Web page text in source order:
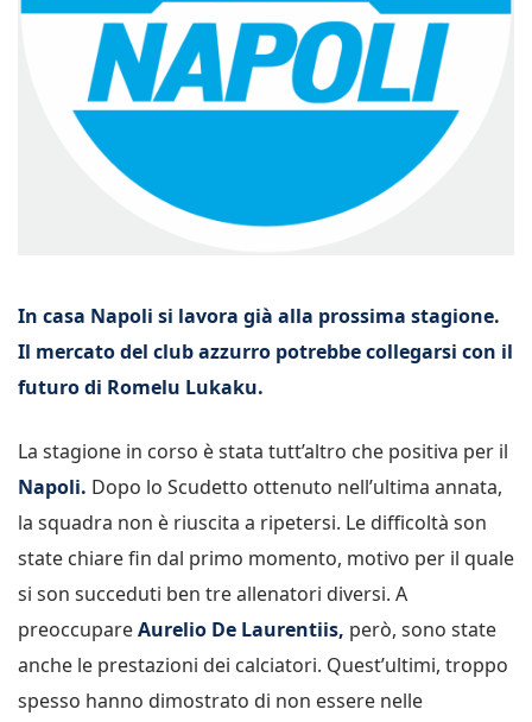
In casa Napoli si lavora già alla prossima stagione.
Il mercato del club azzurro potrebbe collegarsi con il
futuro di Romelu Lukaku.
La stagione in corso è stata tutt’altro che positiva per il
Napoli. Dopo lo Scudetto ottenuto nell’ultima annata,
la squadra non è riuscita a ripetersi. Le difficoltà son
state chiare fin dal primo momento, motivo per il quale
si son succeduti ben tre allenatori diversi. A
preoccupareAurelio De Laurentiis, però, sono state
anche le prestazioni dei calciatori. Quest’ultimi, troppo
spesso hanno dimostrato di non essere nelle